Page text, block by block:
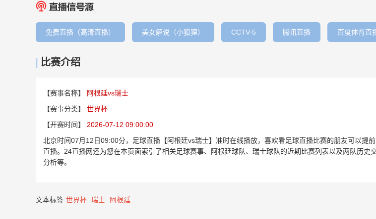
免费直播（高清直播） 美女解说（小狐狸） CCTV-5 腾讯直播 百度体育直
比赛介绍
【赛事名称】
阿根廷vs瑞士
【赛事分类】
世界杯
【开赛时间】
2026-07-12 09:00:00
北京时间07月12日09:00分，足球直播【阿根廷vs瑞士】准时在线播放，喜欢看足球直播比赛的朋友可以提
直播。24直播网还为您在本页面索引了相关足球赛事、阿根廷球队、瑞士球队的近期比赛列表以及两队历史
分析等。
文本标签 世界杯 瑞士 阿根廷